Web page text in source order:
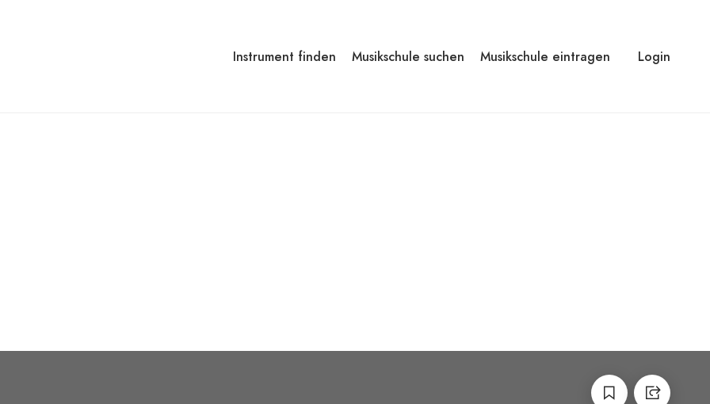
Instrument finden Musikschule suchen Musikschule eintragen Login